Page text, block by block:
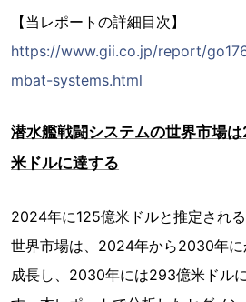
【当レポートの詳細目次】
https://www.gii.co.jp/report/
mbat-systems.html
潜水艦戦闘システムの世界市場
米ドルに達する
2024年に125億米ドルと推定され
世界市場は、2024年から2030年に
成長し、2030年には293億米ドル